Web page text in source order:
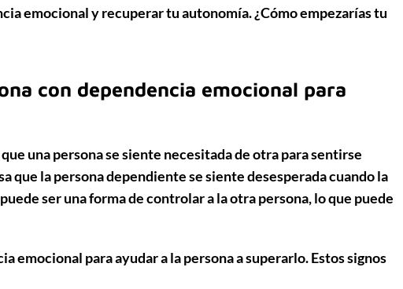
emocional y recuperar tu autonomía. ¿Cómo empezarías tu
con dependencia emocional para
una persona se siente necesitada de otra para sentirse
que la persona dependiente se siente desesperada cuando la
ser una forma de controlar a la otra persona, lo que puede
emocional para ayudar a la persona a superarlo. Estos signos